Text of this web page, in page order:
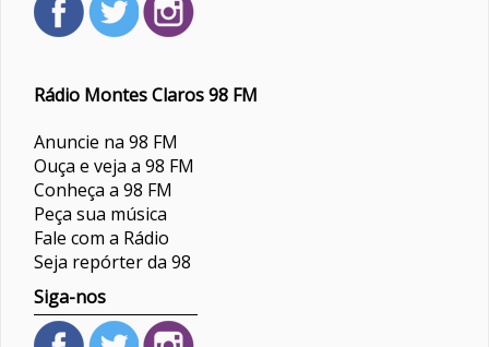
Rádio Montes Claros 98 FM
Anuncie na 98 FM
Ouça e veja a 98 FM
Conheça a 98 FM
Peça sua música
Fale com a Rádio
Seja repórter da 98
Siga-nos